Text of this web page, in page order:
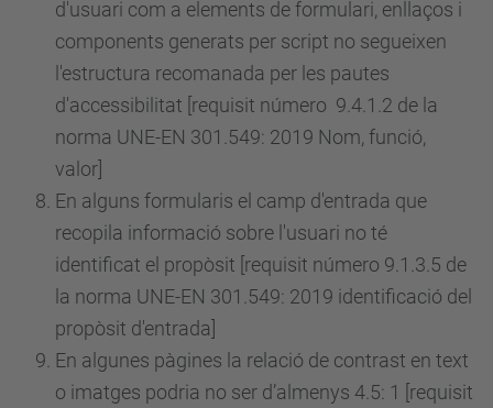
d'usuari com a elements de formulari, enllaços i
components generats per script no segueixen
l'estructura recomanada per les pautes
d'accessibilitat [requisit número 9.4.1.2 de la
norma UNE-EN 301.549: 2019 Nom, funció,
valor]
En alguns formularis el camp d'entrada que
recopila informació sobre l'usuari no té
identificat el propòsit [requisit número 9.1.3.5 de
la norma UNE-EN 301.549: 2019 identificació del
propòsit d'entrada]
En algunes pàgines la relació de contrast en text
o imatges podria no ser d’almenys 4.5: 1 [requisit